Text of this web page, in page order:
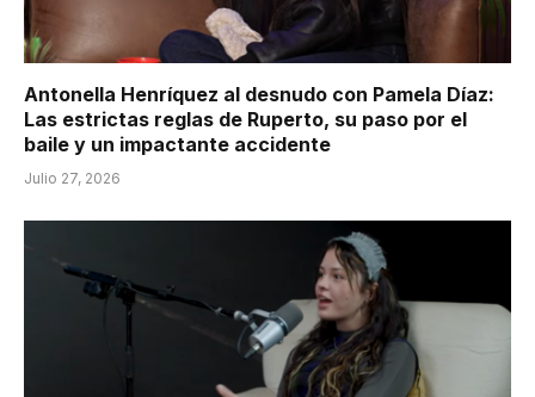
Antonella Henríquez al desnudo con Pamela Díaz:
Las estrictas reglas de Ruperto, su paso por el
baile y un impactante accidente
Julio 27, 2026